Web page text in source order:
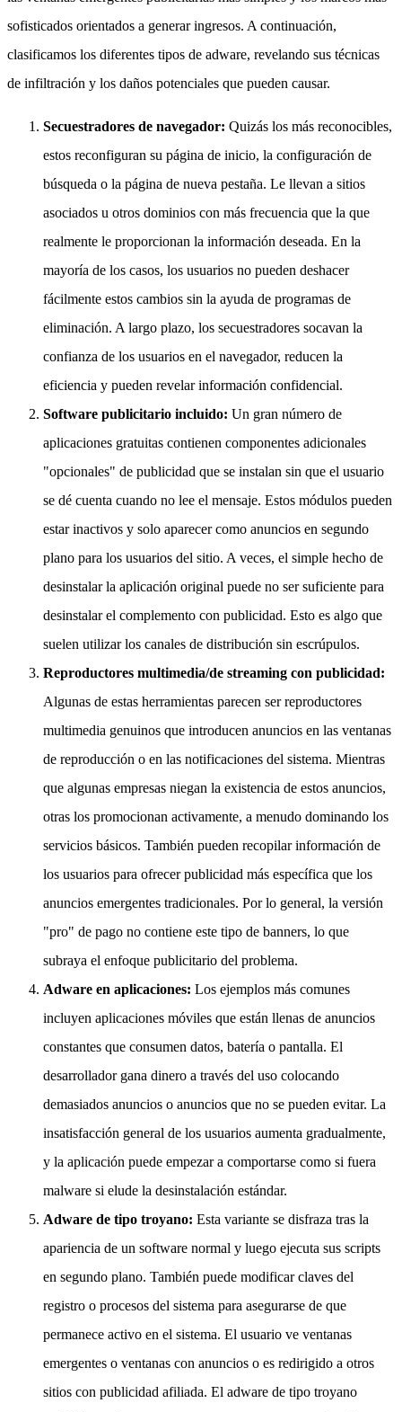
sofisticados orientados a generar ingresos. A continuación,
clasificamos los diferentes tipos de adware, revelando sus técnicas
de infiltración y los daños potenciales que pueden causar.
Secuestradores de navegador: Quizás los más reconocibles,
estos reconfiguran su página de inicio, la configuración de
búsqueda o la página de nueva pestaña. Le llevan a sitios
asociados u otros dominios con más frecuencia que la que
realmente le proporcionan la información deseada. En la
mayoría de los casos, los usuarios no pueden deshacer
fácilmente estos cambios sin la ayuda de programas de
eliminación. A largo plazo, los secuestradores socavan la
confianza de los usuarios en el navegador, reducen la
eficiencia y pueden revelar información confidencial.
Software publicitario incluido: Un gran número de
aplicaciones gratuitas contienen componentes adicionales
"opcionales" de publicidad que se instalan sin que el usuario
se dé cuenta cuando no lee el mensaje. Estos módulos pueden
estar inactivos y solo aparecer como anuncios en segundo
plano para los usuarios del sitio. A veces, el simple hecho de
desinstalar la aplicación original puede no ser suficiente para
desinstalar el complemento con publicidad. Esto es algo que
suelen utilizar los canales de distribución sin escrúpulos.
Reproductores multimedia/de streaming con publicidad:
Algunas de estas herramientas parecen ser reproductores
multimedia genuinos que introducen anuncios en las ventanas
de reproducción o en las notificaciones del sistema. Mientras
que algunas empresas niegan la existencia de estos anuncios,
otras los promocionan activamente, a menudo dominando los
servicios básicos. También pueden recopilar información de
los usuarios para ofrecer publicidad más específica que los
anuncios emergentes tradicionales. Por lo general, la versión
"pro" de pago no contiene este tipo de banners, lo que
subraya el enfoque publicitario del problema.
Adware en aplicaciones: Los ejemplos más comunes
incluyen aplicaciones móviles que están llenas de anuncios
constantes que consumen datos, batería o pantalla. El
desarrollador gana dinero a través del uso colocando
demasiados anuncios o anuncios que no se pueden evitar. La
insatisfacción general de los usuarios aumenta gradualmente,
y la aplicación puede empezar a comportarse como si fuera
malware si elude la desinstalación estándar.
Adware de tipo troyano: Esta variante se disfraza tras la
apariencia de un software normal y luego ejecuta sus scripts
en segundo plano. También puede modificar claves del
registro o procesos del sistema para asegurarse de que
permanece activo en el sistema. El usuario ve ventanas
emergentes o ventanas con anuncios o es redirigido a otros
sitios con publicidad afiliada. El adware de tipo troyano